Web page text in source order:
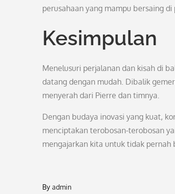
perusahaan yang mampu bersaing
Kesimpulan
Menelusuri perjalanan dan kisah di
datang dengan mudah. Dibalik
menyerah dari Pierre dan timnya.
Dengan budaya inovasi yang kuat,
menciptakan terobosan-terobosan
mengajarkan kita untuk tidak
By admin